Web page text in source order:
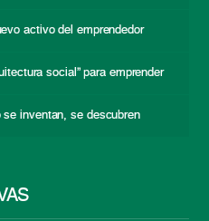
activo del emprendedor
social” para emprender
se inventan, se descubren